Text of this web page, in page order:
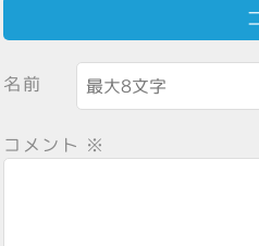
名前
コメント ※